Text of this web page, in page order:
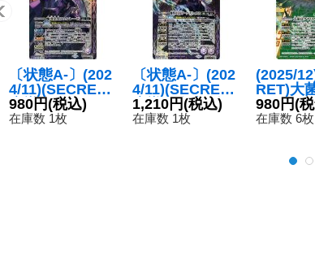
〔状態A-〕(202
4/11)(SECRET)
魔導皇女フェン
レーゼ【M-SE
980円(税込)
在庫数 1枚
〔状態A-〕(202
4/11)(SECRET)
魔導冥皇帝ダー
ク・クリュメノ
1,210円(税込)
在庫数 1枚
(2025/
RET)大
リフィオ
【X-SEC
980円(
在庫数 6枚